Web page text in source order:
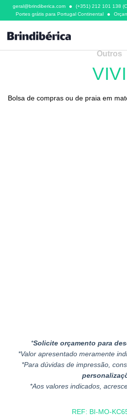
geral@brindiberica.com
(+351) 212 101 138
Portes grátis para Portugal Continental
Outros
VIVI
Bolsa de compras ou de praia em
*Solicite orçamento para
*Valor apresentado meramente
*Para dúvidas de impressão,
*Aos valores indicados,
REF: BI-MO-